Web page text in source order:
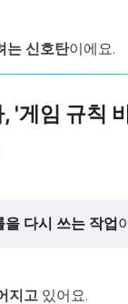
는 신호탄이에요.
'게임 규칙
다시 쓰는 작업
지고있어요.